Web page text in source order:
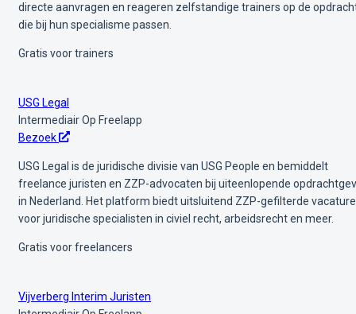
directe aanvragen en reageren zelfstandige trainers op de
die bij hun specialisme passen.
Gratis voor trainers
USG Legal
IntermediairOp Freelapp
Bezoek
USG Legal is de juridische divisie van USG People en bemiddelt
freelance juristen en ZZP-advocaten bij uiteenlopende
in Nederland. Het platform biedt uitsluitend ZZP-gefilterde
voor juridische specialisten in civiel recht, arbeidsrecht en meer.
Gratis voor freelancers
Vijverberg Interim Juristen